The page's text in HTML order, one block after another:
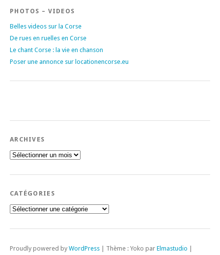
PHOTOS – VIDEOS
Belles videos sur la Corse
De rues en ruelles en Corse
Le chant Corse : la vie en chanson
Poser une annonce sur locationencorse.eu
ARCHIVES
Archives
CATÉGORIES
Catégories
Proudly powered by WordPress | Thème : Yoko par Elmastudio |